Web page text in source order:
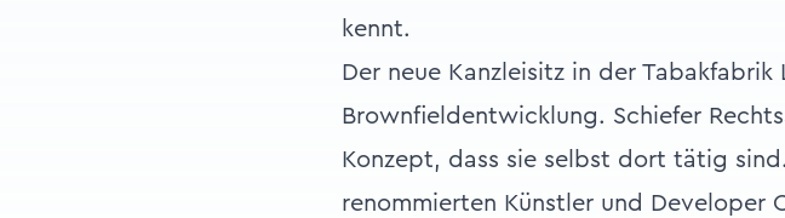
kennt.
Der neue Kanzleisitz in der
Brownfieldentwicklung. Schiefer
Konzept, dass sie selbst dort tätig
renommierten Künstler und Developer